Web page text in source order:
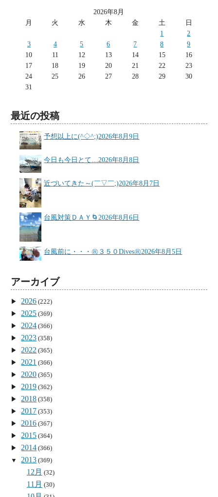
2026年8月
月
火 水 木 金 土
日
1
2
3
4 5 6 7 8
9
10
11 12 13 14 15
16
17
18 19 20 21 22
23
24
25 26 27 28 29
30
31
最近の投稿
予想以上に(^◇^;)2026年8月9日
今日も今日とて… 2026年8月8日
近づいてきた～(￣▽￣;)2026年8月7日
台風対策ＤＡＹ🌀 2026年8月6日
台風前に・・・㊗３５０Dives㊗2026年8月5日
アーカイブ
2026 (222)
2025 (369)
2024 (366)
2023 (358)
2022 (365)
2021 (366)
2020 (365)
2019 (362)
2018 (358)
2017 (353)
2016 (367)
2015 (364)
2014 (366)
2013 (369)
12月 (32)
11月 (30)